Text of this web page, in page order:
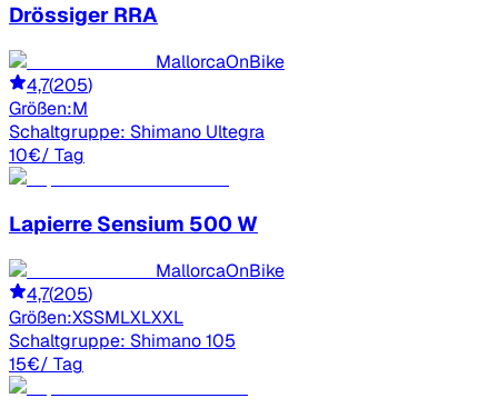
Drössiger RRA
MallorcaOnBike
4,7(205)
Größen:M
Schaltgruppe: Shimano Ultegra
10€/ Tag
Lapierre Sensium 500 W
MallorcaOnBike
4,7(205)
Größen:XSSMLXLXXL
Schaltgruppe: Shimano 105
15€/ Tag